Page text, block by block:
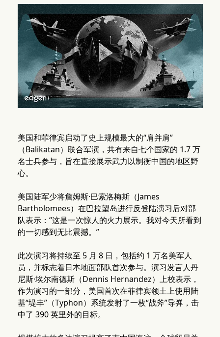
美国和菲律宾启动了史上规模最大的“肩并肩”
（Balikatan）联合军演，共有来自七个国家的 1.7 万
名士兵参与，旨在直接展示武力以制衡中国的地区野
心。
美国陆军少将詹姆斯·巴索洛梅斯（James
Bartholomees）在巴拉望岛进行反登陆演习后对部
队表示：“这是一次惊人的火力展示。我对今天所看到
的一切感到无比震撼。”
此次演习将持续至 5 月 8 日，包括约 1 万名美军人
员，并标志着日本地面部队首次参与。演习发言人丹
尼斯·埃尔南德斯（Dennis Hernandez）上校表示，
作为演习的一部分，美国首次在菲律宾领土上使用陆
基“堤丰”（Typhon）系统发射了一枚“战斧”导弹，击
中了 390 英里外的目标。